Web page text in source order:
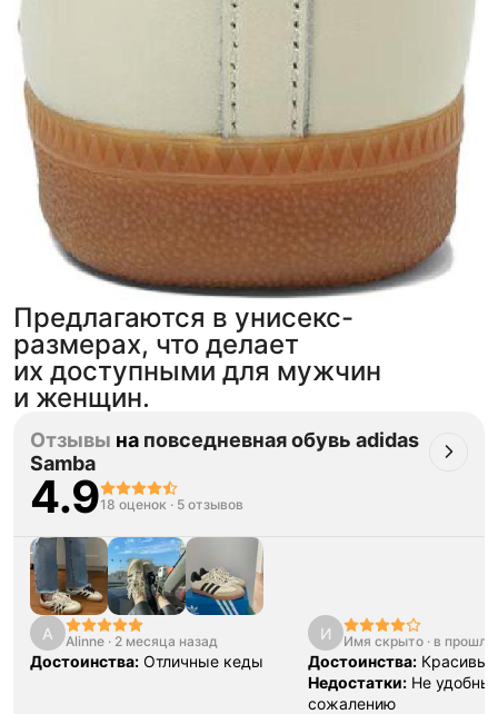
Предлагаются в унисекс-
размерах, что делает
их доступными для мужчин
и женщин.
Отзывы на повседневная обувь adidas
Samba
4.918 оценок · 5 отзывов
A Alinne · 2 месяца назад
Достоинства: Отличные кеды
И Имя скрыто · в
Достоинства:
Недостатки: Не
сожалению